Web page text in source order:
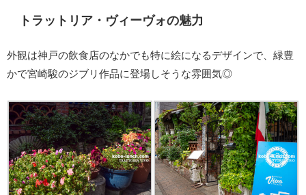
トラットリア・ヴィーヴォの魅力
外観は神戸の飲食店のなかでも特に絵になるデザインで、緑豊
かで宮崎駿のジブリ作品に登場しそうな雰囲気◎